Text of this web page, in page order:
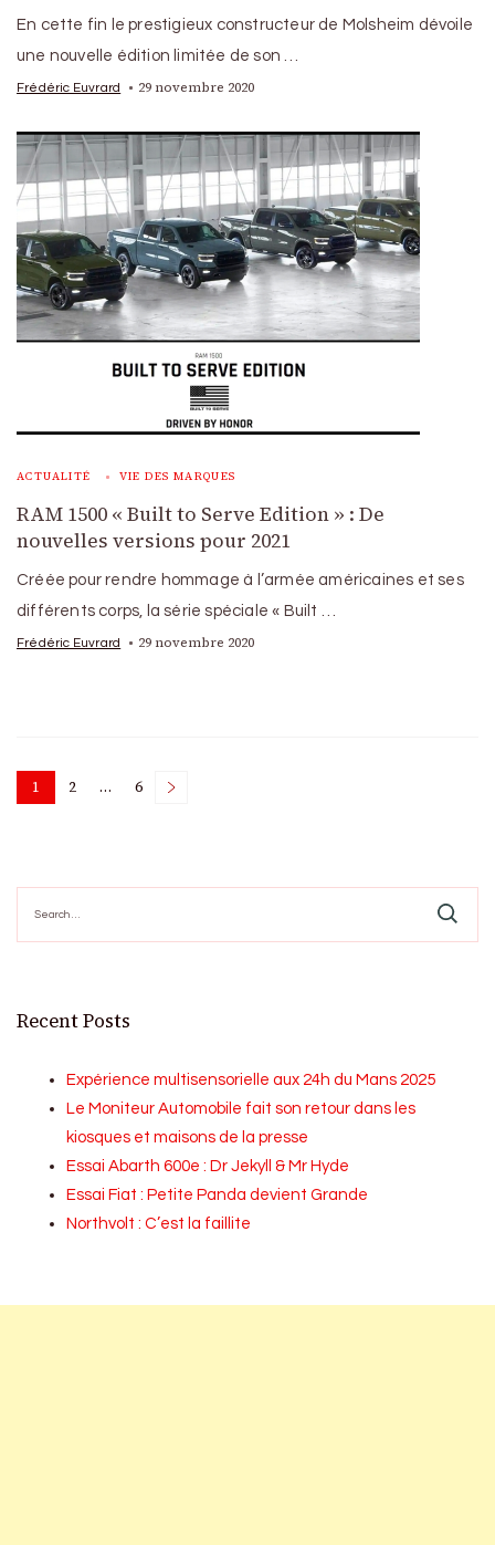
En cette fin le prestigieux constructeur de Molsheim dévoile
une nouvelle édition limitée de son …
Frédéric Euvrard 29 novembre 2020
ACTUALITÉ VIE DES MARQUES
RAM 1500 « Built to Serve Edition » : De
nouvelles versions pour 2021
Créée pour rendre hommage à l’armée américaines et ses
différents corps, la série spéciale « Built …
Frédéric Euvrard 29 novembre 2020
Posts
Page
1 Page
2 … Page
6
for:
Recent Posts
Expérience multisensorielle aux 24h du Mans 2025
Le Moniteur Automobile fait son retour dans les
kiosques et maisons de la presse
Essai Abarth 600e : Dr Jekyll & Mr Hyde
Essai Fiat : Petite Panda devient Grande
Northvolt : C’est la faillite